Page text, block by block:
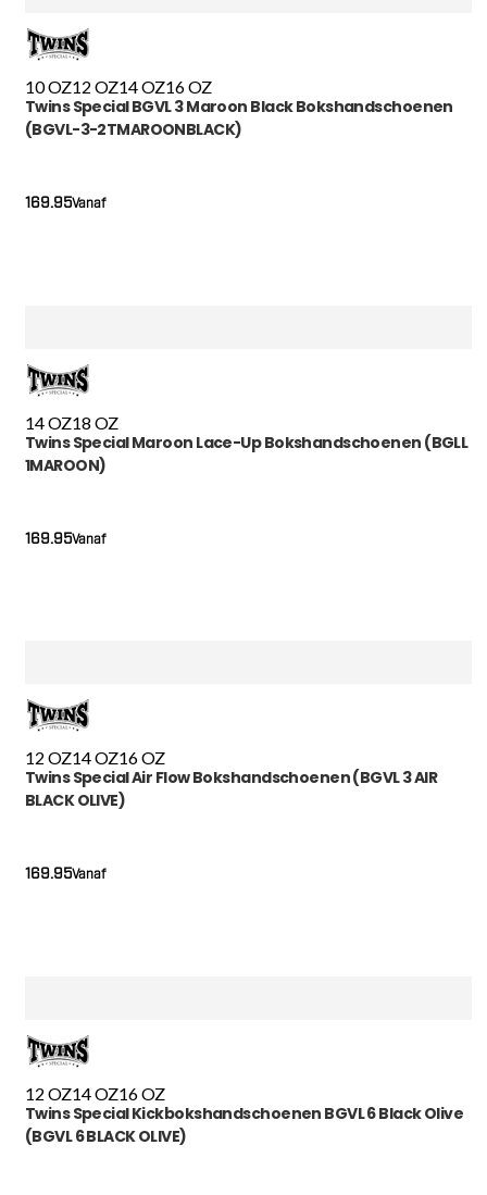
10 OZ12 OZ14 OZ16 OZ
Twins Special BGVL 3 Maroon Black Bokshandschoenen
(BGVL-3-2TMAROONBLACK)
Vanaf
169.95
14 OZ18 OZ
Twins Special Maroon Lace-Up Bokshandschoenen (BGLL
1MAROON)
Vanaf
169.95
12 OZ14 OZ16 OZ
Twins Special Air Flow Bokshandschoenen (BGVL 3 AIR
BLACK OLIVE)
Vanaf
169.95
12 OZ14 OZ16 OZ
Twins Special Kickbokshandschoenen BGVL 6 Black Olive
(BGVL 6 BLACK OLIVE)